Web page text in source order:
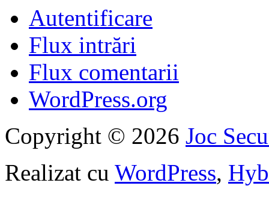
Autentificare
Flux intrări
Flux comentarii
WordPress.org
Copyright © 2026 Joc
Realizat cu WordPress,